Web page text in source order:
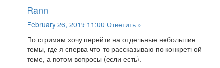
Rann
February 26, 2019 11:00 Ответить »
По стримам хочу перейти на отдельные небольшие
темы, где я сперва что-то рассказываю по конкретной
теме, а потом вопросы (если есть).